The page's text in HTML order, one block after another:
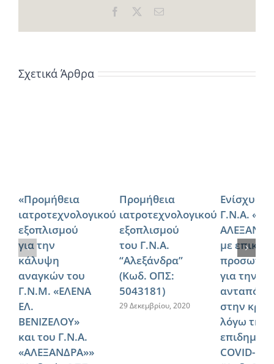
Facebook Email
Σχετικά Άρθρα
«Προμήθεια
ιατροτεχνολογικού
εξοπλισμού
για την
κάλυψη
αναγκών του
Γ.Ν.M. «ΕΛΕΝΑ
ΕΛ.
ΒΕΝΙΖΕΛΟΥ»
και του Γ.Ν.Α.
«ΑΛΕΞΑΝΔΡΑ»»
Προμήθεια
ιατροτεχνολογικού
εξοπλισμού
του Γ.Ν.Α.
“Αλεξάνδρα”
(Κωδ. ΟΠΣ:
5043181)
29 Δεκεμβρίου, 2020
Ενίσχυση
Γ.Ν.Α. «
με
για την
στην
λόγω της
επιδημίας
COVID-19